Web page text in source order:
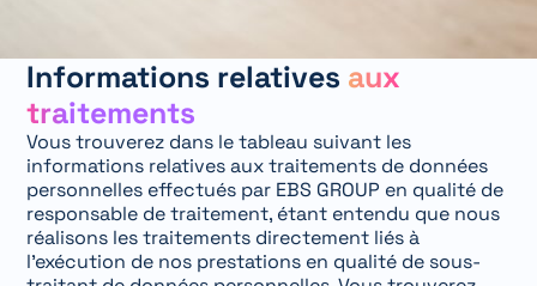
Informations relatives aux
traitements
Vous trouverez dans le tableau suivant les
informations relatives aux traitements de données
personnelles effectués par EBS GROUP en qualité de
responsable de traitement, étant entendu que nous
réalisons les traitements directement liés à
l’exécution de nos prestations en qualité de sous-